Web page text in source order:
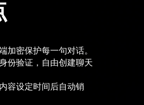
加密保护每一句对话。
份验证，自由创建聊天
容设定时间后自动销